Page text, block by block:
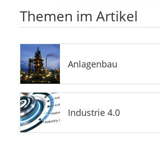
Themen im Artikel
Anlagenbau
Industrie 4.0